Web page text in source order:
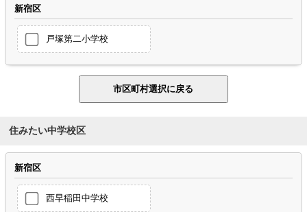
新宿区
戸塚第二小学校
住みたい中学校区
新宿区
西早稲田中学校